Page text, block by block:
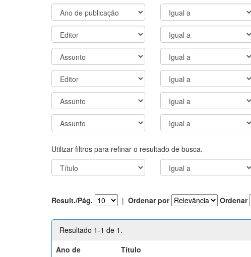
Utilizar filtros para refinar o resultado de busca.
Result./Pág. | Ordenar por Ordenar
Resultado 1-1 de 1.
Ano de
Título